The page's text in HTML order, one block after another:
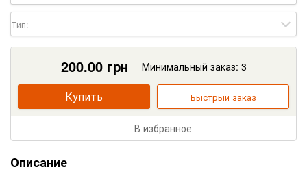
Тип:
200.00грн Минимальный заказ: 3
Купить Быстрый заказ
В избранное
Описание